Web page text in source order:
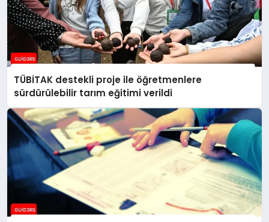
TÜBİTAK destekli proje ile öğretmenlere
sürdürülebilir tarım eğitimi verildi